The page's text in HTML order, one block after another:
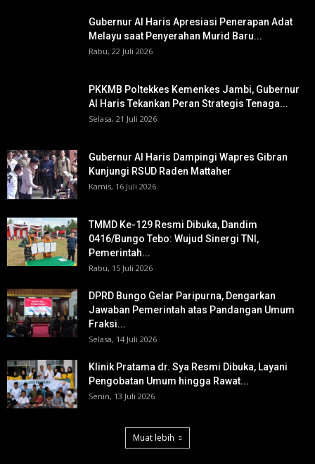
Gubernur Al Haris Apresiasi Penerapan Adat
Melayu saat Penyerahan Murid Baru...
Rabu, 22 Juli 2026
PKKMB Poltekkes Kemenkes Jambi, Gubernur
Al Haris Tekankan Peran Strategis Tenaga...
Selasa, 21 Juli 2026
Gubernur Al Haris Dampingi Wapres Gibran
Kunjungi RSUD Raden Mattaher
Kamis, 16 Juli 2026
TMMD Ke-129 Resmi Dibuka, Dandim
0416/Bungo Tebo: Wujud Sinergi TNI,
Pemerintah...
Rabu, 15 Juli 2026
DPRD Bungo Gelar Paripurna, Dengarkan
Jawaban Pemerintah atas Pandangan Umum
Fraksi...
Selasa, 14 Juli 2026
Klinik Pratama dr. Sya Resmi Dibuka, Layani
Pengobatan Umum hingga Rawat...
Senin, 13 Juli 2026
Muat lebih